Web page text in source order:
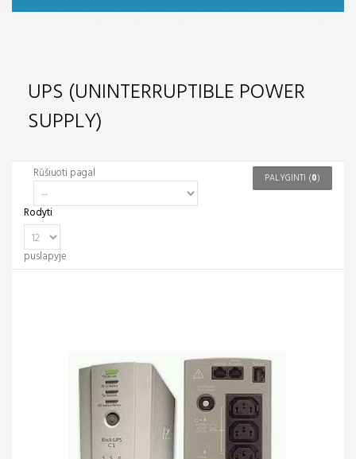
UPS (UNINTERRUPTIBLE POWER
SUPPLY)
Rūšiuoti pagal
Rodyti
puslapyje
PALYGINTI (0)